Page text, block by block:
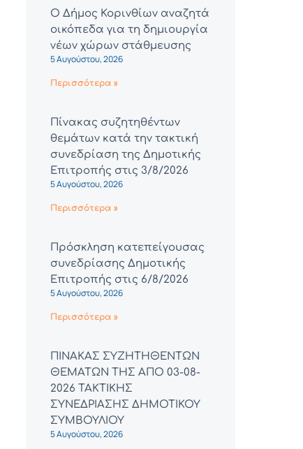
Ο Δήμος Κορινθίων αναζητά
οικόπεδα για τη δημιουργία
νέων χώρων στάθμευσης
5 Αυγούστου, 2026
Περισσότερα »
Πίνακας συζητηθέντων
θεμάτων κατά την τακτική
συνεδρίαση της Δημοτικής
Επιτροπής στις 3/8/2026
5 Αυγούστου, 2026
Περισσότερα »
Πρόσκληση κατεπείγουσας
συνεδρίασης Δημοτικής
Επιτροπής στις 6/8/2026
5 Αυγούστου, 2026
Περισσότερα »
ΠΙΝΑΚΑΣ ΣΥΖΗΤΗΘΕΝΤΩΝ
ΘΕΜΑΤΩΝ ΤΗΣ ΑΠΟ 03-08-
2026 ΤΑΚΤΙΚΗΣ
ΣΥΝΕΔΡΙΑΣΗΣ ΔΗΜΟΤΙΚΟΥ
ΣΥΜΒΟΥΛΙΟΥ
5 Αυγούστου, 2026